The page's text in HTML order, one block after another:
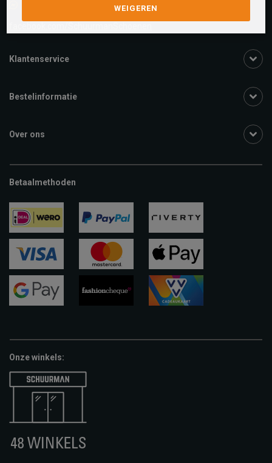
Klantenservice
Bestelinformatie
Over ons
Betaalmethoden
ideal paypal riverty
visa
apple-
pay
Onze winkels:
WEIGEREN